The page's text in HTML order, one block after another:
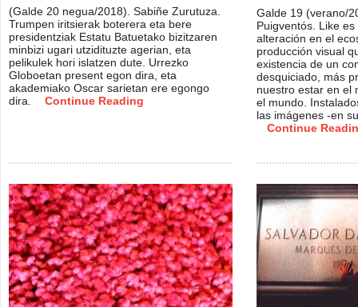
(Galde 20 negua/2018). Sabiñe Zurutuza.
Trumpen iritsierak boterera eta bere
presidentziak Estatu Batuetako bizitzaren
minbizi ugari utzidituzte agerian, eta
pelikulek hori islatzen dute. Urrezko
Globoetan present egon dira, eta
akademiako Oscar sarietan ere egongo
dira.
Continue Reading
Galde 19 (verano/
Puigventós. Like
alteración en el
producción visual
existencia de un
desquiciado, más
nuestro estar en el
el mundo.
las imágenes -en
Continue